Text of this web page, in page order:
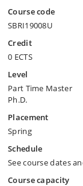
Course code
SBRI19008U
Credit
0 ECTS
Level
Part Time Master
Ph.D.
Placement
Spring
Schedule
See course dates
Course capacity